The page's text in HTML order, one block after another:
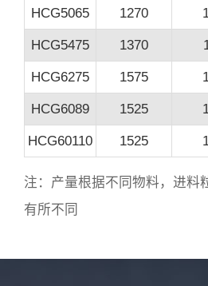
HCG5065 1270
HCG5475 1370
HCG6275 1575
HCG6089 1525
HCG60110 1525
注：产量根据不同物料，进料
有所不同